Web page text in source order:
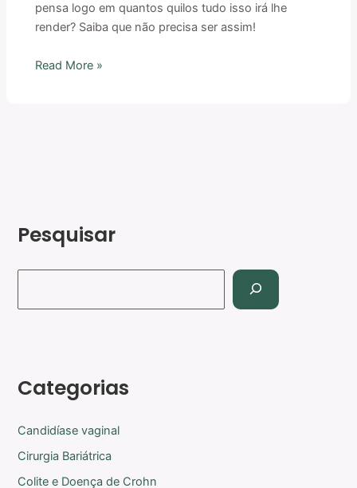
pensa logo em quantos quilos tudo isso irá lhe
render? Saiba que não precisa ser assim!
Read More »
Pesquisar
Categorias
Candidíase vaginal
Cirurgia Bariátrica
Colite e Doença de Crohn